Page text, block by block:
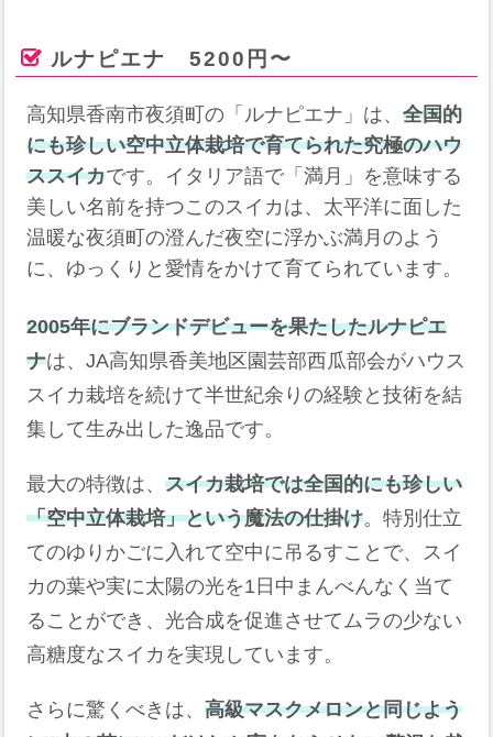
ルナピエナ 5200円〜
高知県香南市夜須町の「ルナピエナ」は、全国的
にも珍しい空中立体栽培で育てられた究極のハウ
ススイカです。イタリア語で「満月」を意味する
美しい名前を持つこのスイカは、太平洋に面した
温暖な夜須町の澄んだ夜空に浮かぶ満月のよう
に、ゆっくりと愛情をかけて育てられています。
2005年にブランドデビューを果たしたルナピエ
ナは、JA高知県香美地区園芸部西瓜部会がハウス
スイカ栽培を続けて半世紀余りの経験と技術を結
集して生み出した逸品です。
最大の特徴は、スイカ栽培では全国的にも珍しい
「空中立体栽培」という魔法の仕掛け。特別仕立
てのゆりかごに入れて空中に吊るすことで、スイ
カの葉や実に太陽の光を1日中まんべんなく当て
ることができ、光合成を促進させてムラの少ない
高糖度なスイカを実現しています。
さらに驚くべきは、高級マスクメロンと同じよう